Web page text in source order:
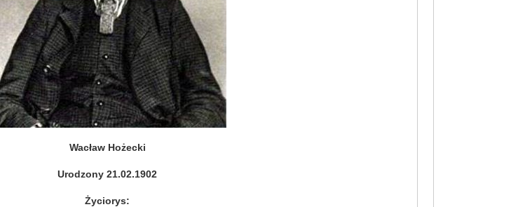
Wacław Hożecki
Urodzony 21.02.1902
Życiorys: